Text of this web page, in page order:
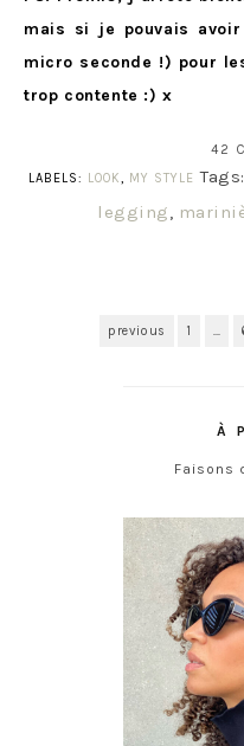
mais si je pouvais
micro seconde !) pour
trop contente :) x
42
LABELS:
LOOK, MY STYLE Tags:
legging,
previous 1 …
À
Faisons